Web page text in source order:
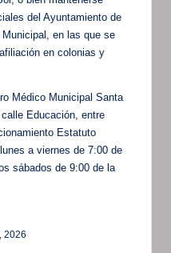
del Ayuntamiento de
en las que se
en colonias y
Médico Municipal Santa
Educación, entre
Estatuto
a viernes de 7:00 de
sábados de 9:00 de la
2026